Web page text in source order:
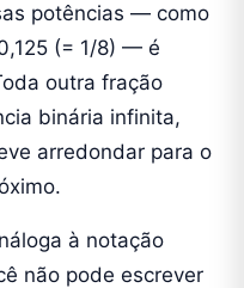
potências — como
(= 1/8) — é
outra fração
binária infinita,
arredondar para o
à notação
não pode escrever